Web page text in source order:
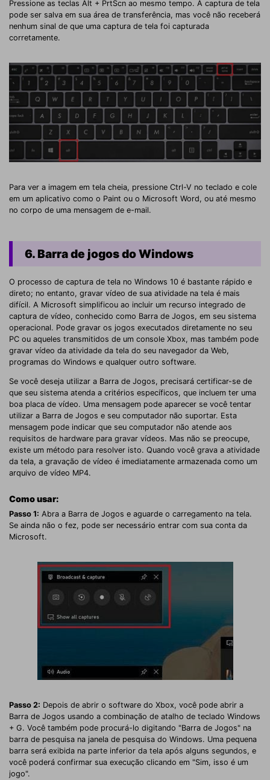
Pressione as teclas Alt + PrtScn ao mesmo tempo. A captura de tela
pode ser salva em sua área de transferência, mas você não receberá
nenhum sinal de que uma captura de tela foi capturada
corretamente.
Para ver a imagem em tela cheia, pressione Ctrl-V no teclado e cole
em um aplicativo como o Paint ou o Microsoft Word, ou até mesmo
no corpo de uma mensagem de e-mail.
6. Barra de jogos do Windows
O processo de captura de tela no Windows 10 é bastante rápido e
direto; no entanto, gravar vídeo de sua atividade na tela é mais
difícil. A Microsoft simplificou ao incluir um recurso integrado de
captura de vídeo, conhecido como Barra de Jogos, em seu sistema
operacional. Pode gravar os jogos executados diretamente no seu
PC ou aqueles transmitidos de um console Xbox, mas também pode
gravar vídeo da atividade da tela do seu navegador da Web,
programas do Windows e qualquer outro software.
Se você deseja utilizar a Barra de Jogos, precisará certificar-se de
que seu sistema atenda a critérios específicos, que incluem ter uma
boa placa de vídeo. Uma mensagem pode aparecer se você tentar
utilizar a Barra de Jogos e seu computador não suportar. Esta
mensagem pode indicar que seu computador não atende aos
requisitos de hardware para gravar vídeos. Mas não se preocupe,
existe um método para resolver isto. Quando você grava a atividade
da tela, a gravação de vídeo é imediatamente armazenada como um
arquivo de vídeo MP4.
Como usar:
Passo 1: Abra a Barra de Jogos e aguarde o carregamento na tela.
Se ainda não o fez, pode ser necessário entrar com sua conta da
Microsoft.
Passo 2: Depois de abrir o software do Xbox, você pode abrir a
Barra de Jogos usando a combinação de atalho de teclado Windows
+ G. Você também pode procurá-lo digitando "Barra de Jogos" na
barra de pesquisa na janela de pesquisa do Windows. Uma pequena
barra será exibida na parte inferior da tela após alguns segundos, e
você poderá confirmar sua execução clicando em "Sim, isso é um
jogo".